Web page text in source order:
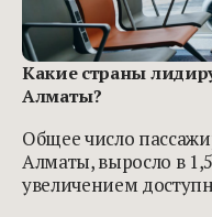
Какие страны
Алматы?
Общее число
Алматы, выросло в 1,5
увеличением